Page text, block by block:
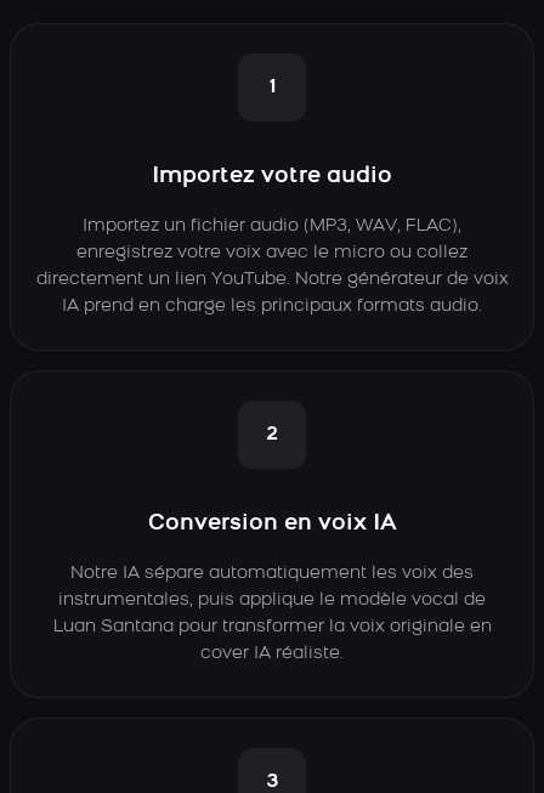
1
Importez votre audio
Importez un fichier audio (MP3, WAV, FLAC),
enregistrez votre voix avec le micro ou collez
directement un lien YouTube. Notre générateur de voix
IA prend en charge les principaux formats audio.
2
Conversion en voix IA
Notre IA sépare automatiquement les voix des
instrumentales, puis applique le modèle vocal de
Luan Santana pour transformer la voix originale en
cover IA réaliste.
3